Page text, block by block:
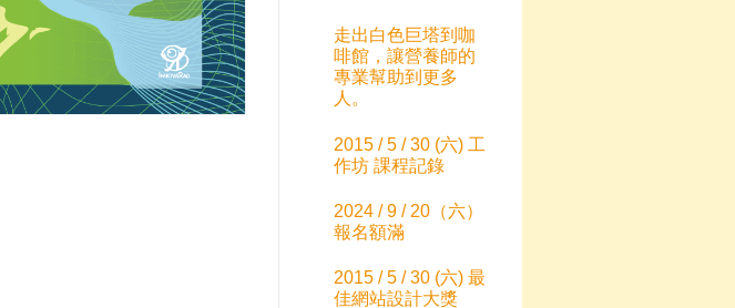
走出白色巨塔到咖
啡館，讓營養師的
專業幫助到更多
人。
2015 / 5 / 30 (六) 工
作坊 課程記錄
2024 / 9 / 20（六）
報名額滿
2015 / 5 / 30 (六) 最
佳網站設計大獎